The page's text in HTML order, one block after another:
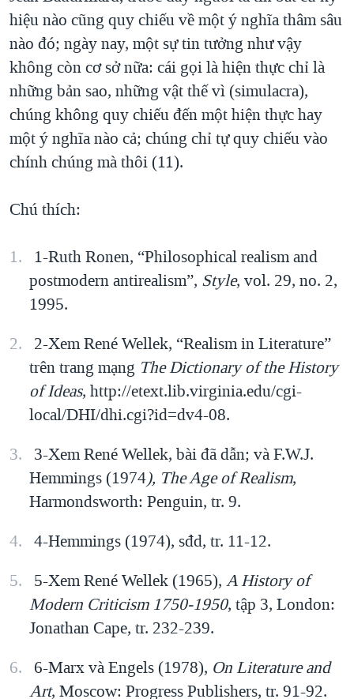
hiệu nào cũng quy chiếu về một ý nghĩa thâm sâu
nào đó; ngày nay, một sự tin tưởng như vậy
không còn cơ sở nữa: cái gọi là hiện thực chỉ là
những bản sao, những vật thế vì (simulacra),
chúng không quy chiếu đến một hiện thực hay
một ý nghĩa nào cả; chúng chỉ tự quy chiếu vào
chính chúng mà thôi (11).
Chú thích:
1-Ruth Ronen, “Philosophical realism and
postmodern antirealism”, Style, vol. 29, no. 2,
1995.
2-Xem René Wellek, “Realism in Literature”
trên trang mạng The Dictionary of the History
of Ideas, http://etext.lib.virginia.edu/cgi-
local/DHI/dhi.cgi?id=dv4-08.
3-Xem René Wellek, bài đã dẫn; và F.W.J.
Hemmings (1974), The Age of Realism,
Harmondsworth: Penguin, tr. 9.
4-Hemmings (1974), sđd, tr. 11-12.
5-Xem René Wellek (1965), A History of
Modern Criticism 1750-1950, tập 3, London:
Jonathan Cape, tr. 232-239.
6-Marx và Engels (1978), On Literature and
Art, Moscow: Progress Publishers, tr. 91-92.